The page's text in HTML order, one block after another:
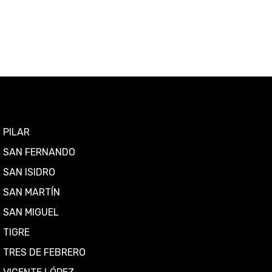
PILAR
SAN FERNANDO
SAN ISIDRO
SAN MARTÍN
SAN MIGUEL
TIGRE
TRES DE FEBRERO